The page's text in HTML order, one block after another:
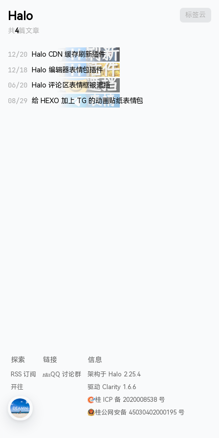
标签云
Halo
共4篇文章
12/20 Halo CDN 缓存刷新插件
12/18 Halo 编辑器表情包插件
06/20 Halo 评论区表情框被遮挡
08/29 给 HEXO 加上 TG 的动画贴纸表情包
探索
RSS 订阅
开往
链接
QQ 讨论群
信息
架构于 Halo 2.25.4
驱动 Clarity 1.6.6
桂 ICP 备 2020008538 号
桂公网安备 45030402000195 号